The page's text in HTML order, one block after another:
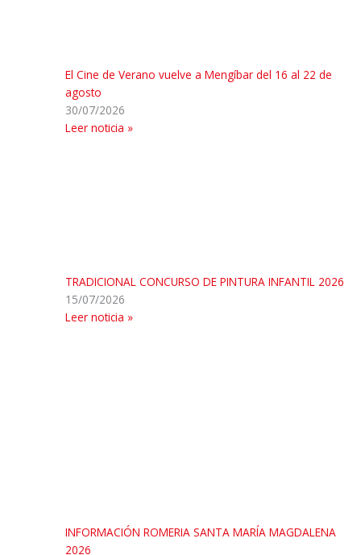
El Cine de Verano vuelve a Mengíbar del 16 al 22 de
agosto
30/07/2026
Leer noticia »
TRADICIONAL CONCURSO DE PINTURA INFANTIL 2026
15/07/2026
Leer noticia »
INFORMACIÓN ROMERIA SANTA MARÍA MAGDALENA
2026